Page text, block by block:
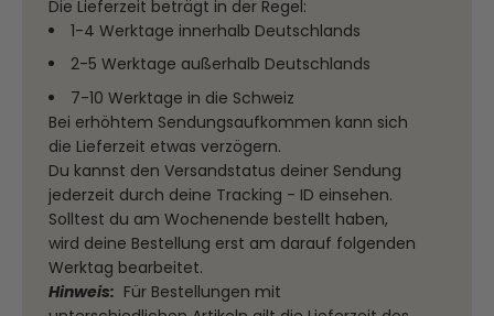
Die Lieferzeit beträgt in der Regel:
1-4 Werktage innerhalb Deutschlands
2-5 Werktage außerhalb Deutschlands
7-10 Werktage in die Schweiz
Bei erhöhtem Sendungsaufkommen kann sich
die Lieferzeit etwas verzögern.
Du kannst den Versandstatus deiner Sendung
jederzeit durch deine Tracking - ID einsehen.
Solltest du am Wochenende bestellt haben,
wird deine Bestellung erst am darauf folgenden
Werktag bearbeitet.
Hinweis: Für Bestellungen mit